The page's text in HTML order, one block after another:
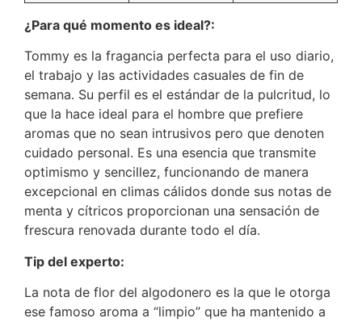
¿Para qué momento es ideal?:
Tommy es la fragancia perfecta para el uso diario,
el trabajo y las actividades casuales de fin de
semana. Su perfil es el estándar de la pulcritud, lo
que la hace ideal para el hombre que prefiere
aromas que no sean intrusivos pero que denoten
cuidado personal. Es una esencia que transmite
optimismo y sencillez, funcionando de manera
excepcional en climas cálidos donde sus notas de
menta y cítricos proporcionan una sensación de
frescura renovada durante todo el día.
Tip del experto:
La nota de flor del algodonero es la que le otorga
ese famoso aroma a “limpio” que ha mantenido a